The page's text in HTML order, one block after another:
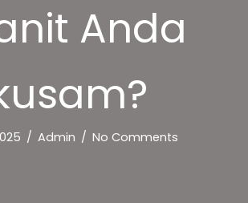
Anda
/ Admin / No Comments